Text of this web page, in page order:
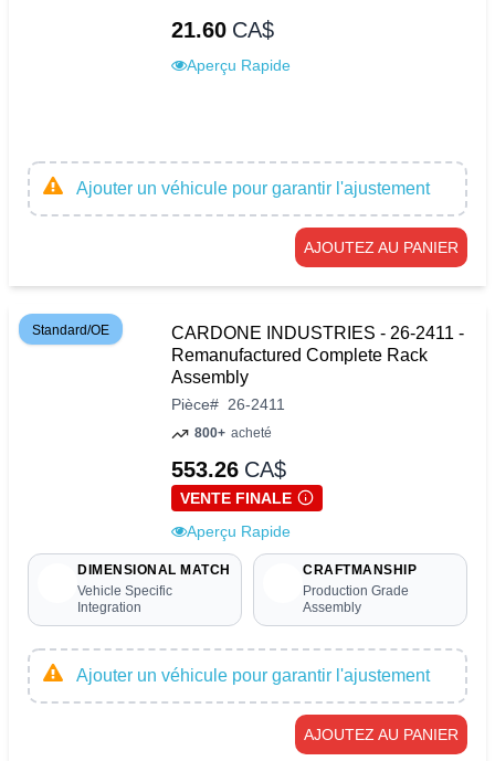
21.60 CA$
Aperçu Rapide
Ajouter un véhicule pour garantir l'ajustement
AJOUTEZ AU PANIER
Standard/OE
CARDONE INDUSTRIES - 26-2411 -
Remanufactured Complete Rack
Assembly
Pièce# 26-2411
800+ acheté
553.26 CA$
VENTE FINALE
Aperçu Rapide
DIMENSIONAL MATCH
Vehicle Specific
Integration
CRAFTMANSHIP
Production Grade
Assembly
Ajouter un véhicule pour garantir l'ajustement
AJOUTEZ AU PANIER